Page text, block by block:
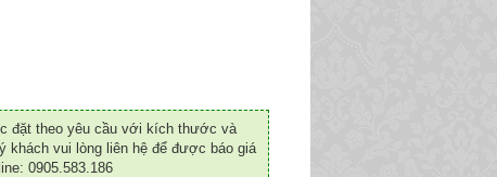
đặt theo yêu cầu với kích thước và
khách vui lòng liên hệ để được báo giá
0905.583.186